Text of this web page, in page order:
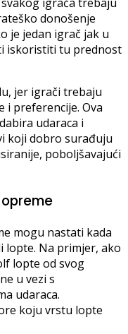
donošenje
je jedan igrač jak u
iskoristiti tu prednost
jer igrači trebaju
preferencije. Ova
udaraca i
koji dobro surađuju
poboljšavajući
mogu nastati kada
lopte. Na primjer, ako
lopte od svog
u vezi s
udaraca.
koju vrstu lopte